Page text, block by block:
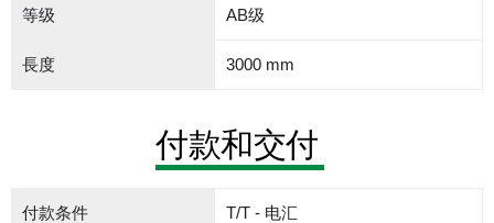
等级 АB级
長度 3000 mm
付款和交付
付款条件 T/T - 电汇